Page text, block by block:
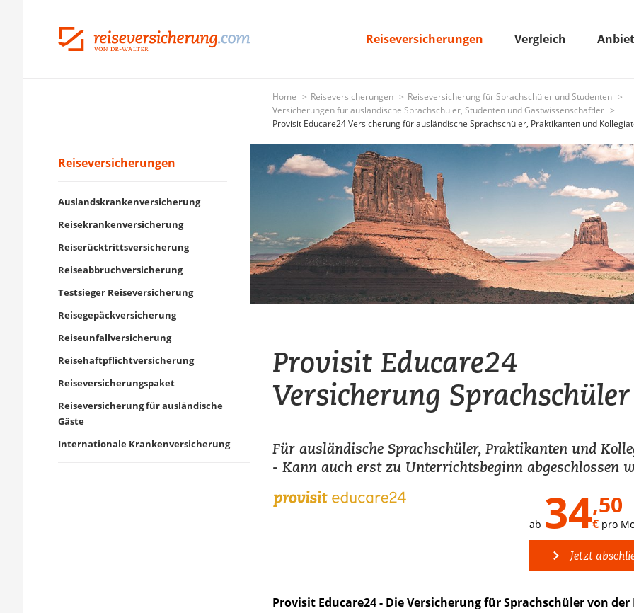
Reiseversicherungen Vergleich
Home Reiseversicherungen
Reiseversicherung für Sprachschüler und Studenten
Versicherungen für ausländische Sprachschüler, Studenten und Gastwissenschaftler
Provisit Educare24 Versicherung für ausländische Sprachschüler, Praktikanten und
Reiseversicherungen
Auslandskrankenversicherung
Reisekrankenversicherung
Reiserücktrittsversicherung
Reiseabbruchversicherung
Testsieger Reiseversicherung
Reisegepäckversicherung
Reiseunfallversicherung
Reisehaftpflichtversicherung
Reiseversicherungspaket
Reiseversicherung für ausländische
Gäste
Internationale Krankenversicherung
Provisit Educare24
Versicherung Sprachschüler
Für ausländische Sprachschüler, Praktikanten und
- Kann auch erst zu Unterrichtsbeginn abgeschlossen
ab 34,50
€ pro
Jetzt
Provisit Educare24 - Die Versicherung für Sprachschüler von der